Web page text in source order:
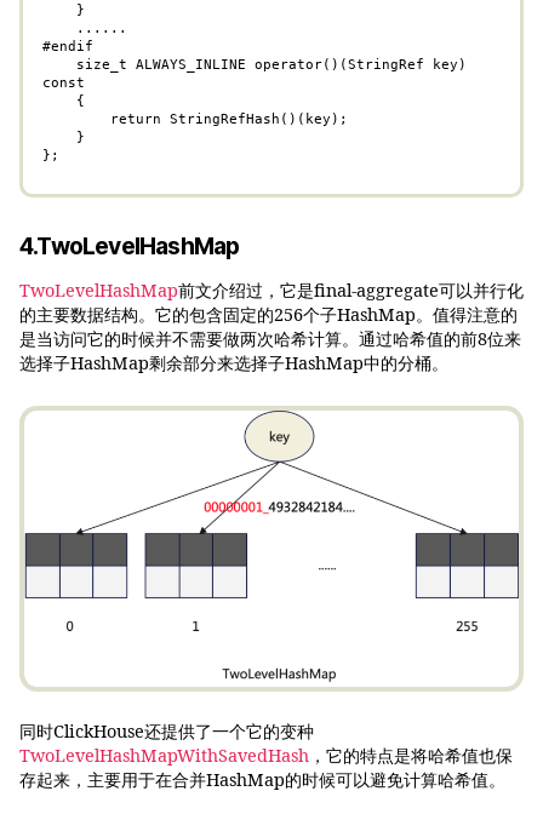
#endif
const
};
4.TwoLevelHashMap
TwoLevelHashMap前文介绍过，它是final-aggregate可以并行化
的主要数据结构。它的包含固定的256个子HashMap。值得注意的
是当访问它的时候并不需要做两次哈希计算。通过哈希值的前8位来
选择子HashMap剩余部分来选择子HashMap中的分桶。
同时ClickHouse还提供了一个它的变种
TwoLevelHashMapWithSavedHash ，它的特点是将哈希值也保
存起来，主要用于在合并HashMap的时候可以避免计算哈希值。